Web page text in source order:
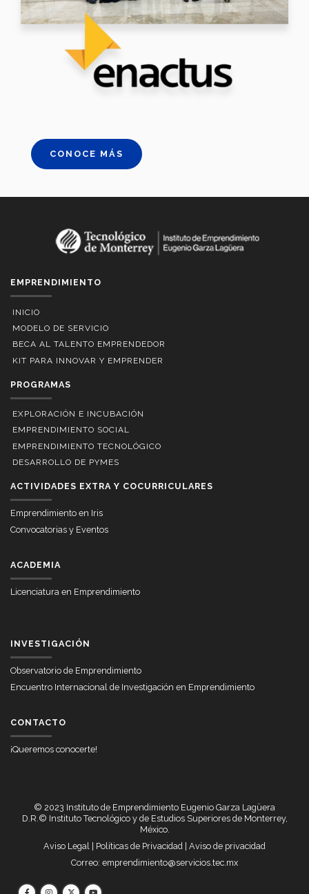
CONOCE MÁS
EMPRENDIMIENTO
INICIO
MODELO DE SERVICIO
BECA AL TALENTO EMPRENDEDOR
KIT PARA INNOVAR Y EMPRENDER
PROGRAMAS
EXPLORACIÓN E INCUBACIÓN
EMPRENDIMIENTO SOCIAL
EMPRENDIMIENTO TECNOLÓGICO
DESARROLLO DE PYMES
ACTIVIDADES EXTRA Y COCURRICULARES
Emprendimiento en Iris
Convocatorias y Eventos
ACADEMIA
Licenciatura en Emprendimiento
INVESTIGACIÓN
Observatorio de Emprendimiento
Encuentro Internacional de Investigación en Emprendimiento
CONTACTO
¡Queremos conocerte!
© 2023 Instituto de Emprendimiento Eugenio Garza Lagüera
D.R.© Instituto Tecnológico y de Estudios Superiores de Monterrey,
México.
Aviso Legal
Políticas de Privacidad Aviso de privacidad
Correo: emprendimiento@servicios.tec.mx